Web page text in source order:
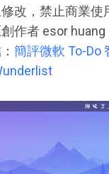
改，禁止商業使
作者 esor huang
簡評微軟 To-Do